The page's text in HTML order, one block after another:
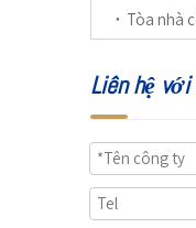
Tòa nhà
Liên hệ